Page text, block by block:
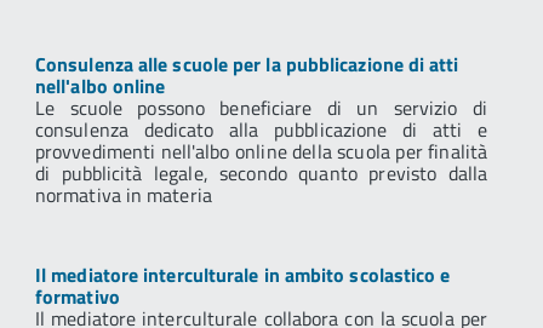
Consulenza alle scuole per la pubblicazione di atti
nell'albo online
Le scuole possono beneficiare di un servizio di
consulenza dedicato alla pubblicazione di atti e
provvedimenti nell'albo online della scuola per finalità
di pubblicità legale, secondo quanto previsto dalla
normativa in materia
Il mediatore interculturale in ambito scolastico e
formativo
Il mediatore interculturale collabora con la scuola per